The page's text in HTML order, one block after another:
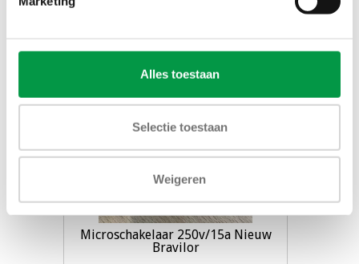
Alles toestaan
Selectie toestaan
Weigeren
Microschakelaar 250v/15a Nieuw
Bravilor